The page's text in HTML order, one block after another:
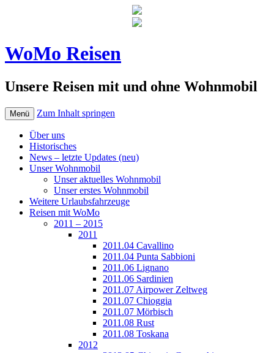
WoMo Reisen
Unsere Reisen mit und ohne Wohnmobil
Menü Zum Inhalt springen
Über uns
Historisches
News – letzte Updates (neu)
Unser Wohnmobil
Unser aktuelles Wohnmobil
Unser erstes Wohnmobil
Weitere Urlaubsfahrzeuge
Reisen mit WoMo
2011 – 2015
2011
2011.04 Cavallino
2011.04 Punta Sabbioni
2011.06 Lignano
2011.06 Sardinien
2011.07 Airpower Zeltweg
2011.07 Chioggia
2011.07 Mörbisch
2011.08 Rust
2011.08 Toskana
2012